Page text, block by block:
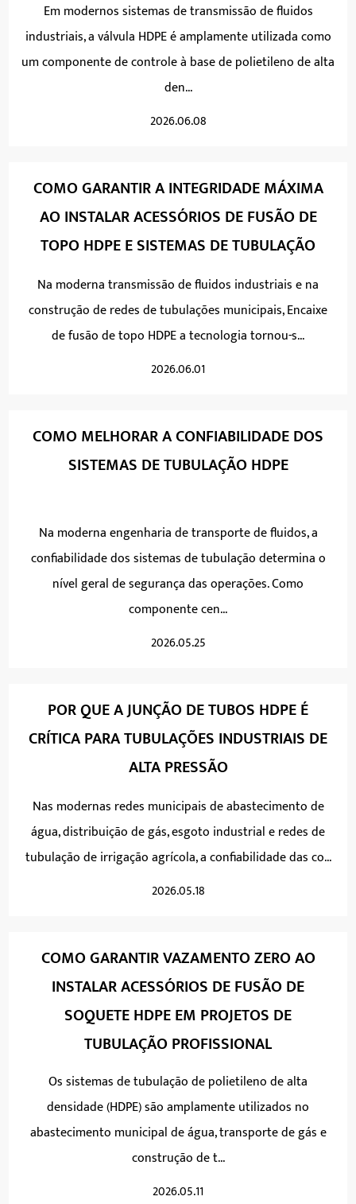
Em modernos sistemas de transmissão de fluidos
industriais, a válvula HDPE é amplamente utilizada como
um componente de controle à base de polietileno de alta
den...
2026.06.08
COMO GARANTIR A INTEGRIDADE MÁXIMA
AO INSTALAR ACESSÓRIOS DE FUSÃO DE
TOPO HDPE E SISTEMAS DE TUBULAÇÃO
Na moderna transmissão de fluidos industriais e na
construção de redes de tubulações municipais, Encaixe
de fusão de topo HDPE a tecnologia tornou-s...
2026.06.01
COMO MELHORAR A CONFIABILIDADE DOS
SISTEMAS DE TUBULAÇÃO HDPE
Na moderna engenharia de transporte de fluidos, a
confiabilidade dos sistemas de tubulação determina o
nível geral de segurança das operações. Como
componente cen...
2026.05.25
POR QUE A JUNÇÃO DE TUBOS HDPE É
CRÍTICA PARA TUBULAÇÕES INDUSTRIAIS DE
ALTA PRESSÃO
Nas modernas redes municipais de abastecimento de
água, distribuição de gás, esgoto industrial e redes de
tubulação de irrigação agrícola, a confiabilidade das co...
2026.05.18
COMO GARANTIR VAZAMENTO ZERO AO
INSTALAR ACESSÓRIOS DE FUSÃO DE
SOQUETE HDPE EM PROJETOS DE
TUBULAÇÃO PROFISSIONAL
Os sistemas de tubulação de polietileno de alta
densidade (HDPE) são amplamente utilizados no
abastecimento municipal de água, transporte de gás e
construção de t...
2026.05.11